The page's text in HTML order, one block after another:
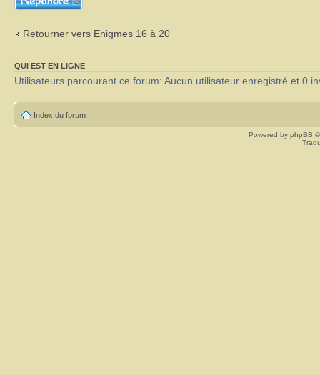
Retourner vers Enigmes 16 à 20
QUI EST EN LIGNE
Utilisateurs parcourant ce forum: Aucun utilisateur enregistré et 0
Index du forum
Powered by phpBB